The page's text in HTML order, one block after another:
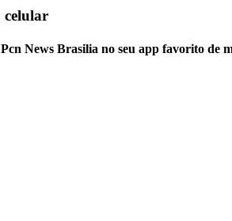
celular
News Brasilia no seu app favorito de